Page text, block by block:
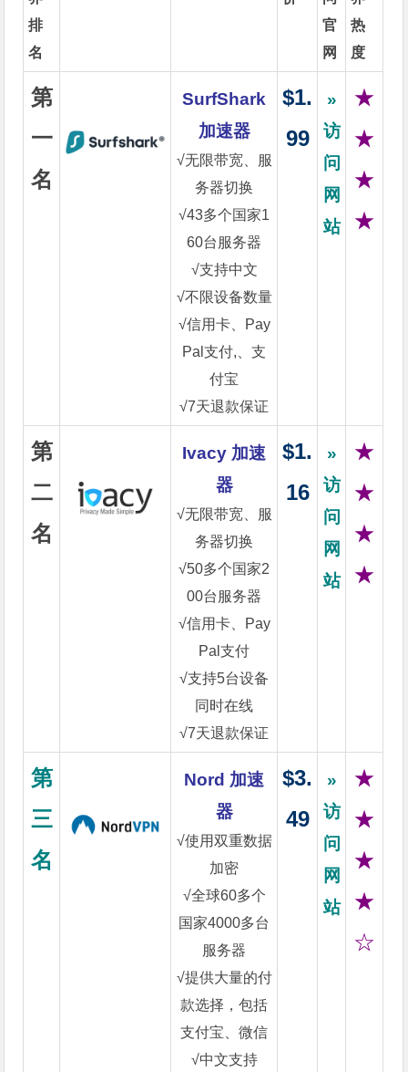
排
名
官
网
热
度
第
一
名
SurfShark
加速器
√无限带宽、服
务器切换
√43多个国家1
60台服务器
√支持中文
√不限设备数量
√信用卡、Pay
Pal支付,、支
付宝
√7天退款保证
$1.
99
»
访
问
网
站
★
★
★
★
第
二
名
Ivacy 加速
器
√无限带宽、服
务器切换
√50多个国家2
00台服务器
√信用卡、Pay
Pal支付
√支持5台设备
同时在线
√7天退款保证
$1.
16
»
访
问
网
站
★
★
★
★
第
三
名
Nord 加速
器
√使用双重数据
加密
√全球60多个
国家4000多台
服务器
√提供大量的付
款选择，包括
支付宝、微信
√中文支持
$3.
49
»
访
问
网
站
★
★
★
★
☆